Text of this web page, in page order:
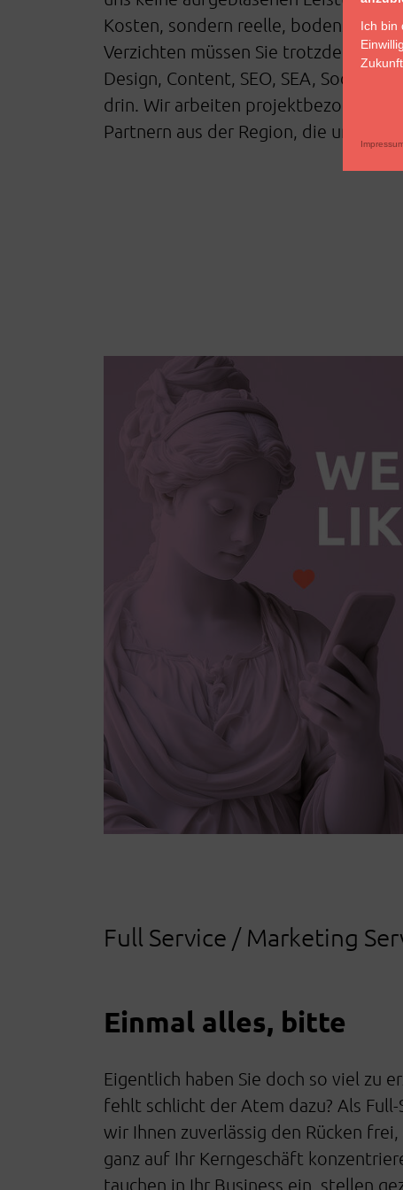
Kosten, sondern reelle,
Verzichten müssen Sie trotzdem auf
Design, Content, SEO, SEA, Social
drin. Wir arbeiten projektbezogen
Partnern aus der Region, die unsere
Full Service / Marketing
Einmal alles, bitte
Eigentlich haben Sie doch so viel zu
fehlt schlicht der Atem dazu? Als
wir Ihnen zuverlässig den Rücken
ganz auf Ihr Kerngeschäft
tauchen in Ihr Business ein, stellen
Ich bin